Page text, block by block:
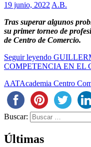
19 junio, 2022 A.B.
Tras superar algunos
su primer torneo de
de Centro de Comercio.
Seguir leyendo
COMPETENCIA EN EL
AATAcademia Centro
Buscar:
Últimas